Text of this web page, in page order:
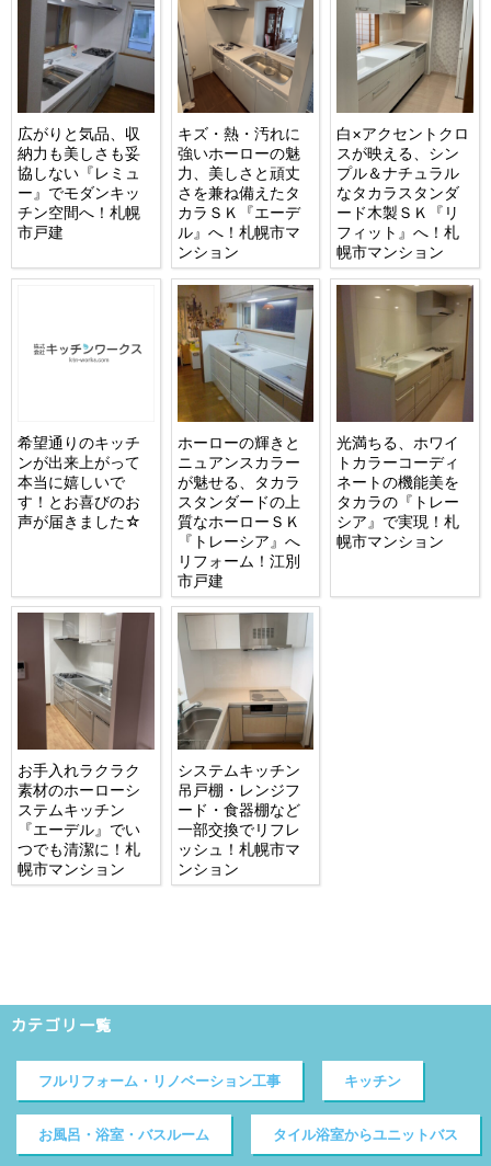
広がりと気品、収
納力も美しさも妥
協しない『レミュ
ー』でモダンキッ
チン空間へ！札幌
市戸建
キズ・熱・汚れに
強いホーローの魅
力、美しさと頑丈
さを兼ね備えたタ
カラＳＫ『エーデ
ル』へ！札幌市マ
ンション
白×アクセントクロ
スが映える、シン
プル＆ナチュラル
なタカラスタンダ
ード木製ＳＫ『リ
フィット』へ！札
幌市マンション
希望通りのキッチ
ンが出来上がって
本当に嬉しいで
す！とお喜びのお
声が届きました☆
ホーローの輝きと
ニュアンスカラー
が魅せる、タカラ
スタンダードの上
質なホーローＳＫ
『トレーシア』へ
リフォーム！江別
市戸建
光満ちる、ホワイ
トカラーコーディ
ネートの機能美を
タカラの『トレー
シア』で実現！札
幌市マンション
お手入れラクラク
素材のホーローシ
ステムキッチン
『エーデル』でい
つでも清潔に！札
幌市マンション
システムキッチン
吊戸棚・レンジフ
ード・食器棚など
一部交換でリフレ
ッシュ！札幌市マ
ンション
カテゴリ一覧
フルリフォーム・リノベーション工事 キッチン
お風呂・浴室・バスルーム タイル浴室からユニットバス